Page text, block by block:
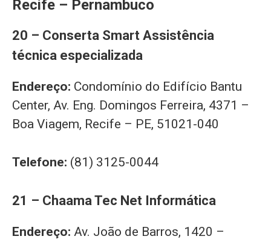
Recife – Pernambuco
20 – Conserta Smart Assistência
técnica especializada
Endereço: Condomínio do Edifício Bantu
Center, Av. Eng. Domingos Ferreira, 4371 –
Boa Viagem, Recife – PE, 51021-040
Telefone: (81) 3125-0044
21 – Chaama Tec Net Informática
Endereço: Av. João de Barros, 1420 –